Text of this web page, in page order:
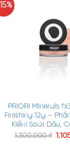
PRIORI Minerals
Finishing 12g –
Kiểm Soát Dầu,
1.300.000₫